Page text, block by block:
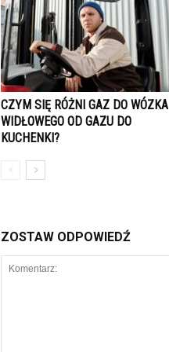
CZYM SIĘ RÓŻNI GAZ DO WÓZKA
WIDŁOWEGO OD GAZU DO
KUCHENKI?
ZOSTAW ODPOWIEDŹ